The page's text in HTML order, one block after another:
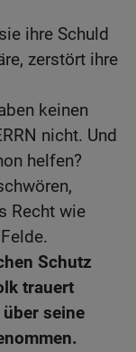
ihre Schuld
zerstört ihre
keinen
nicht. Und
helfen?
Recht wie
Schutz
trauert
seine